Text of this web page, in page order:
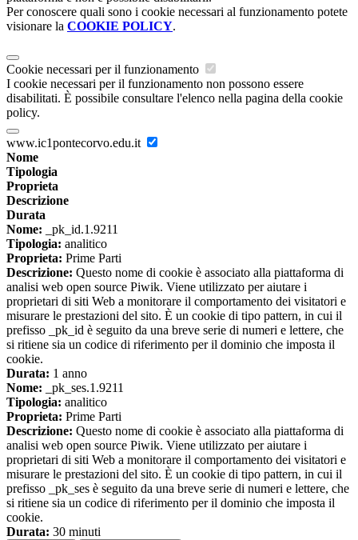
Per conoscere quali sono i cookie necessari al funzionamento potete
visionare la COOKIE POLICY.
Cookie necessari per il funzionamento
I cookie necessari per il funzionamento non possono essere
disabilitati. È possibile consultare l'elenco nella pagina della cookie
policy.
www.ic1pontecorvo.edu.it
Nome
Tipologia
Proprieta
Descrizione
Durata
Nome: _pk_id.1.9211
Tipologia: analitico
Proprieta: Prime Parti
Descrizione: Questo nome di cookie è associato alla piattaforma di
analisi web open source Piwik. Viene utilizzato per aiutare i
proprietari di siti Web a monitorare il comportamento dei visitatori e
misurare le prestazioni del sito. È un cookie di tipo pattern, in cui il
prefisso _pk_id è seguito da una breve serie di numeri e lettere, che
si ritiene sia un codice di riferimento per il dominio che imposta il
cookie.
Durata: 1 anno
Nome: _pk_ses.1.9211
Tipologia: analitico
Proprieta: Prime Parti
Descrizione: Questo nome di cookie è associato alla piattaforma di
analisi web open source Piwik. Viene utilizzato per aiutare i
proprietari di siti Web a monitorare il comportamento dei visitatori e
misurare le prestazioni del sito. È un cookie di tipo pattern, in cui il
prefisso _pk_ses è seguito da una breve serie di numeri e lettere, che
si ritiene sia un codice di riferimento per il dominio che imposta il
cookie.
Durata: 30 minuti